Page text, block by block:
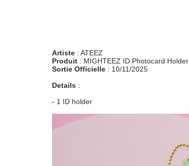
Artiste : ATEEZ
Produit : MIGHTEEZ ID Photocard Holder
Sortie Officielle : 10/11/2025
Details :
- 1 ID holder